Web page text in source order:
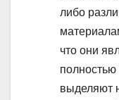
либо
что они
выделяют